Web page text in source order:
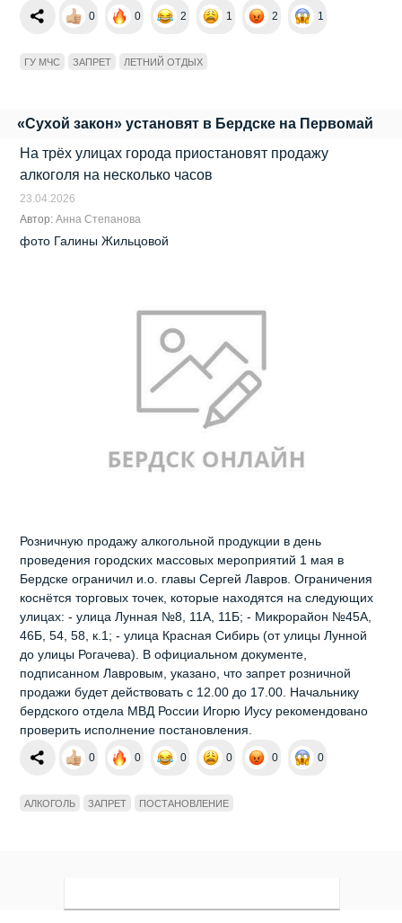
0 0 2 1 2 1
ГУ МЧС ЗАПРЕТ ЛЕТНИЙ ОТДЫХ
«Сухой закон» установят в Бердске на Первомай
На трёх улицах города приостановят продажу
алкоголя на несколько часов
23.04.2026
Автор:Анна Степанова
фото Галины Жильцовой
Розничную продажу алкогольной продукции в день
проведения городских массовых мероприятий 1 мая в
Бердске ограничил и.о. главы Сергей Лавров. Ограничения
коснётся торговых точек, которые находятся на следующих
улицах: - улица Лунная №8, 11А, 11Б; - Микрорайон №45А,
46Б, 54, 58, к.1; - улица Красная Сибирь (от улицы Лунной
до улицы Рогачева). В официальном документе,
подписанном Лавровым, указано, что запрет розничной
продажи будет действовать с 12.00 до 17.00. Начальнику
бердского отдела МВД России Игорю Иусу рекомендовано
проверить исполнение постановления.
0 0 0 0 0 0
АЛКОГОЛЬ ЗАПРЕТ ПОСТАНОВЛЕНИЕ